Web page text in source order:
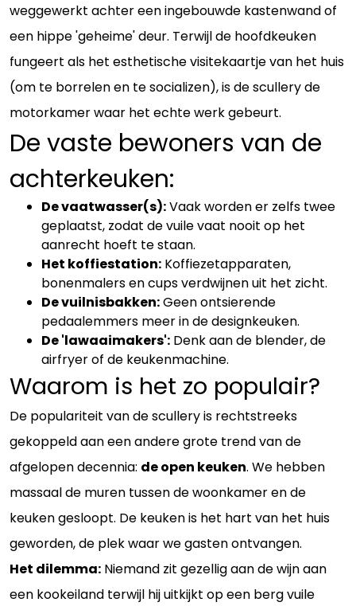
weggewerkt achter een ingebouwde kastenwand of
een hippe 'geheime' deur. Terwijl de hoofdkeuken
fungeert als het esthetische visitekaartje van het huis
(om te borrelen en te socializen), is de scullery de
motorkamer waar het echte werk gebeurt.
De vaste bewoners van de
achterkeuken:
De vaatwasser(s):Vaak worden er zelfs twee
geplaatst, zodat de vuile vaat nooit op het
aanrecht hoeft te staan.
Het koffiestation: Koffiezetapparaten,
bonenmalers en cups verdwijnen uit het zicht.
De vuilnisbakken:Geen ontsierende
pedaalemmers meer in de designkeuken.
De 'lawaaimakers': Denk aan de blender, de
airfryer of de keukenmachine.
Waarom is het zo populair?
De populariteit van de scullery is rechtstreeks
gekoppeld aan een andere grote trend van de
afgelopen decennia: de open keuken. We hebben
massaal de muren tussen de woonkamer en de
keuken gesloopt. De keuken is het hart van het huis
geworden, de plek waar we gasten ontvangen.
Het dilemma: Niemand zit gezellig aan de wijn aan
een kookeiland terwijl hij uitkijkt op een berg vuile